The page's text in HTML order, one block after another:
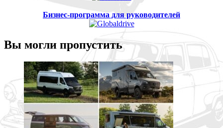
Бизнес-программа для руководителей
Вы могли пропустить